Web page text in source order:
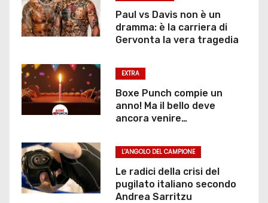
Paul vs Davis non è un
dramma: è la carriera di
Gervonta la vera tragedia
EXTRA
Boxe Punch compie un
anno! Ma il bello deve
ancora venire…
L'ANGOLO DEL CAMPIONE
Le radici della crisi del
pugilato italiano secondo
Andrea Sarritzu